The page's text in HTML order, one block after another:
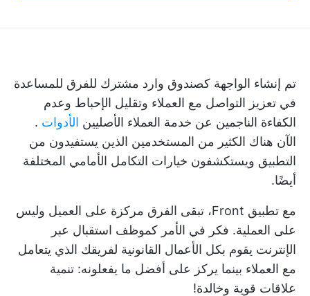
تم إنشاء الواجهة كصندوق وارد مشترك للفرق للمساعدة
في تعزيز التواصل مع العملاء وتقليل الإحباط وعدم
الكفاءة الناجمين عن خدمة العملاء الأصليين الأدوات .
الآن هناك الكثير من المستخدمين الذين يستفيدون من
التطبيق ويستكشفون خيارات التكامل الأمامي المختلفة
أيضًا.
مع تطبيق Front، تبقى الفرق مركزة على العميل وليس
على العملية. فكر في الأمر كموظف استقبال عبر
الإنترنت يقوم بكل الأعمال القانونية لفريقك الذي يتعامل
مع العملاء بينما يركز على أفضل ما يفعلونه: تنمية
علاقات قوية وخالدة!